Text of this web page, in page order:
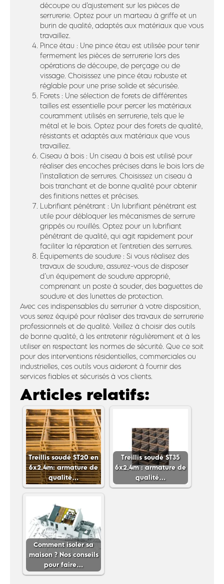
découpe ou d’ajustement sur les pièces de
serrurerie. Optez pour un marteau à griffe et un
burin de qualité, adaptés aux matériaux que vous
travaillez.
Pince étau : Une pince étau est utilisée pour tenir
fermement les pièces de serrurerie lors des
opérations de découpe, de perçage ou de
vissage. Choisissez une pince étau robuste et
réglable pour une prise solide et sécurisée.
Forets : Une sélection de forets de différentes
tailles est essentielle pour percer les matériaux
couramment utilisés en serrurerie, tels que le
métal et le bois. Optez pour des forets de qualité,
résistants et adaptés aux matériaux que vous
travaillez.
Ciseau à bois : Un ciseau à bois est utilisé pour
réaliser des encoches précises dans le bois lors de
l’installation de serrures. Choisissez un ciseau à
bois tranchant et de bonne qualité pour obtenir
des finitions nettes et précises.
Lubrifiant pénétrant : Un lubrifiant pénétrant est
utile pour débloquer les mécanismes de serrure
grippés ou rouillés. Optez pour un lubrifiant
pénétrant de qualité, qui agit rapidement pour
faciliter la réparation et l’entretien des serrures.
Équipements de soudure : Si vous réalisez des
travaux de soudure, assurez-vous de disposer
d’un équipement de soudure approprié,
comprenant un poste à souder, des baguettes de
soudure et des lunettes de protection.
Avec ces indispensables du serrurier à votre disposition,
vous serez équipé pour réaliser des travaux de serrurerie
professionnels et de qualité. Veillez à choisir des outils
de bonne qualité, à les entretenir régulièrement et à les
utiliser en respectant les normes de sécurité. Que ce soit
pour des interventions résidentielles, commerciales ou
industrielles, ces outils vous aideront à fournir des
services fiables et sécurisés à vos clients.
Articles relatifs:
Treillis soudé ST20 en
6x2.4m: armature de
qualité…
Treillis soudé ST35
6x2.4m : armature de
qualité…
Comment isoler sa
maison ? Nos conseils
pour faire…